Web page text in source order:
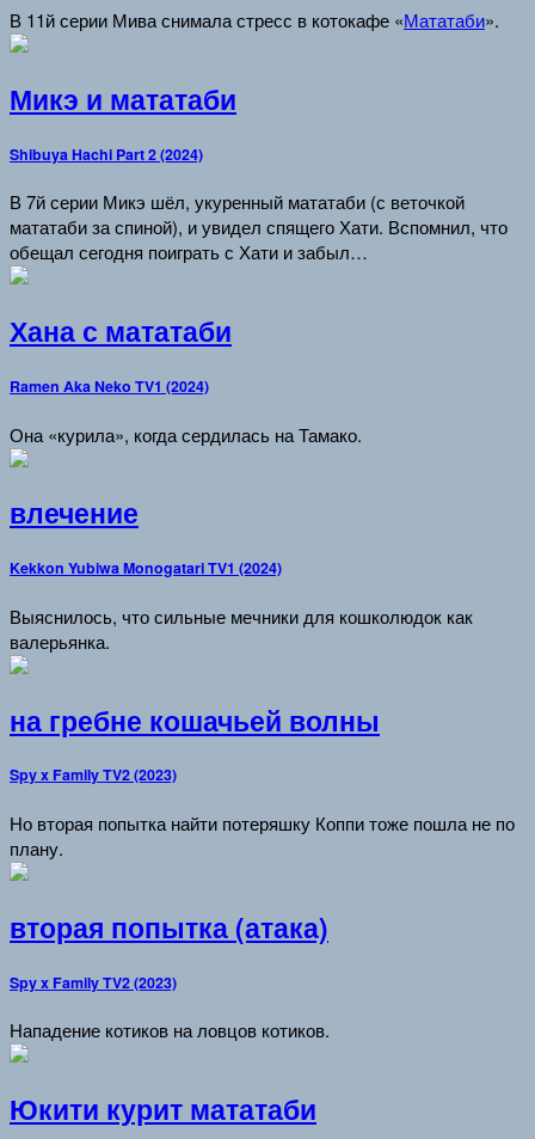
В 11й серии Мива снимала стресс в котокафе «Мататаби».
Микэ и мататаби
Shibuya Hachi Part 2 (2024)
В 7й серии Микэ шёл, укуренный мататаби (с веточкой
мататаби за спиной), и увидел спящего Хати. Вспомнил, что
обещал сегодня поиграть с Хати и забыл…
Хана с мататаби
Ramen Aka Neko TV1 (2024)
Она «курила», когда сердилась на Тамако.
влечение
Kekkon Yubiwa Monogatari TV1 (2024)
Выяснилось, что сильные мечники для кошколюдок как
валерьянка.
на гребне кошачьей волны
Spy x Family TV2 (2023)
Но вторая попытка найти потеряшку Коппи тоже пошла не по
плану.
вторая попытка (атака)
Spy x Family TV2 (2023)
Нападение котиков на ловцов котиков.
Юкити курит мататаби